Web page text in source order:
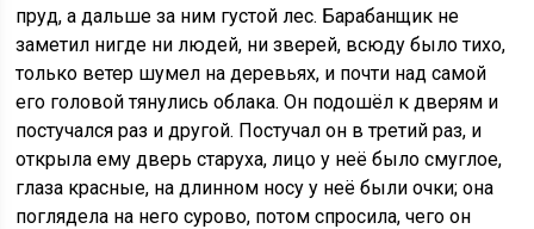
пруд, а дальше за ним густой лес. Барабанщик не
заметил нигде ни людей, ни зверей, всюду было тихо,
только ветер шумел на деревьях, и почти над самой
его головой тянулись облака. Он подошёл к дверям и
постучался раз и другой. Постучал он в третий раз, и
открыла ему дверь старуха, лицо у неё было смуглое,
глаза красные, на длинном носу у неё были очки; она
поглядела на него сурово, потом спросила, чего он